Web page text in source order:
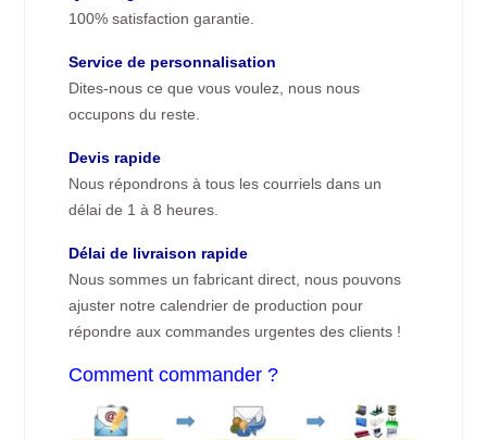
100% satisfaction garantie.
Service de personnalisation
Dites-nous ce que vous voulez, nous nous
occupons du reste.
Devis rapide
Nous répondrons à tous les courriels dans un
délai de 1 à 8 heures.
Délai de livraison rapide
Nous sommes un fabricant direct, nous pouvons
ajuster notre calendrier de production pour
répondre aux commandes urgentes des clients !
Comment commander ?